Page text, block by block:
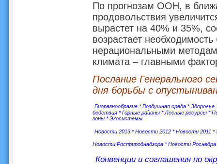
По прогнозам ООН, в
продовольствия
вырастет на 40% и 35%,
возрастает
нерациональными
климата – главными
Послание Генерального
дня борьбы с
Биоразнообразие *Воздушная среда *Здоровье
бедствия *Горные районы *Лесные ресурсы *
зоны *Экосистемы
Новости 2013*Новости 2012*Новости 2011 *
Новости Росприроднадзора*Новости Роснедра
Конвенции и соглашения по